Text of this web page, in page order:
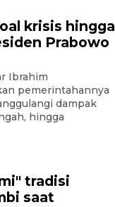
krisis hingga
Prabowo
Ibrahim
pemerintahannya
dampak
hingga
tradisi
saat